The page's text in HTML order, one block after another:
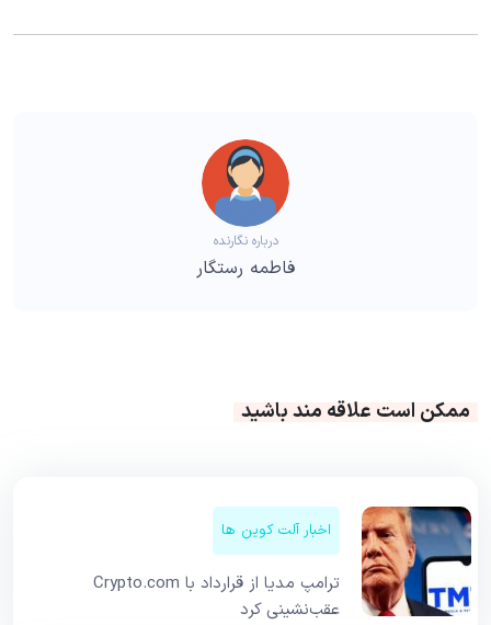
درباره نگارنده
فاطمه رستگار
ممکن است علاقه مند باشید
اخبار آلت کوین ها
ترامپ مدیا از قرارداد با Crypto.com
عقب‌نشینی کرد